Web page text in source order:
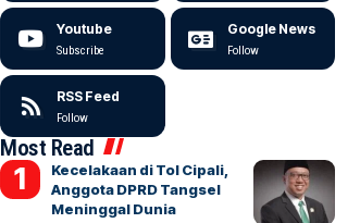
Youtube
Subscribe
Google News
Follow
RSS Feed
Follow
Most Read
Kecelakaan di Tol Cipali,
Anggota DPRD Tangsel
Meninggal Dunia